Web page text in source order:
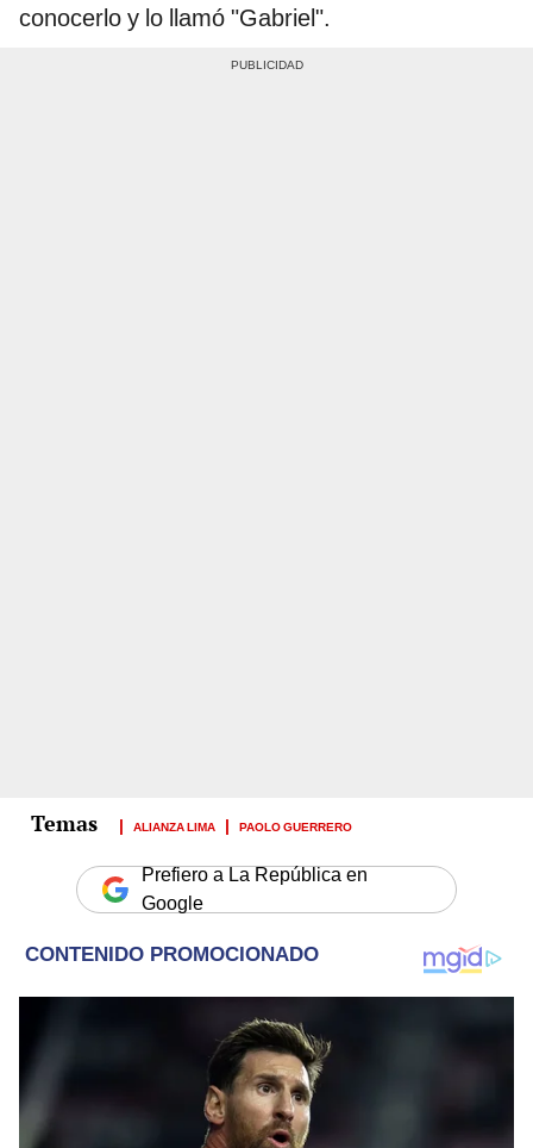
conocerlo y lo llamó "Gabriel".
ALIANZA LIMA PAOLO GUERRERO
Prefiero a La República en
Google